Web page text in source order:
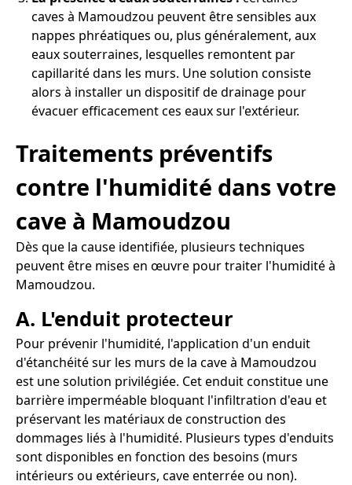
caves à Mamoudzou peuvent être sensibles aux
nappes phréatiques ou, plus généralement, aux
eaux souterraines, lesquelles remontent par
capillarité dans les murs. Une solution consiste
alors à installer un dispositif de drainage pour
évacuer efficacement ces eaux sur l'extérieur.
Traitements préventifs
contre l'humidité dans votre
cave à Mamoudzou
Dès que la cause identifiée, plusieurs techniques
peuvent être mises en œuvre pour traiter l'humidité à
Mamoudzou.
A. L'enduit protecteur
Pour prévenir l'humidité, l'application d'un enduit
d'étanchéité sur les murs de la cave à Mamoudzou
est une solution privilégiée. Cet enduit constitue une
barrière imperméable bloquant l'infiltration d'eau et
préservant les matériaux de construction des
dommages liés à l'humidité. Plusieurs types d'enduits
sont disponibles en fonction des besoins (murs
intérieurs ou extérieurs, cave enterrée ou non).